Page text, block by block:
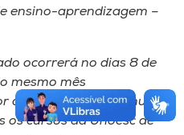
ensino-aprendizagem –
ocorrerá no dias 8 de
mesmo mês
desempenho no Simulado
os cursos da Unoesc de